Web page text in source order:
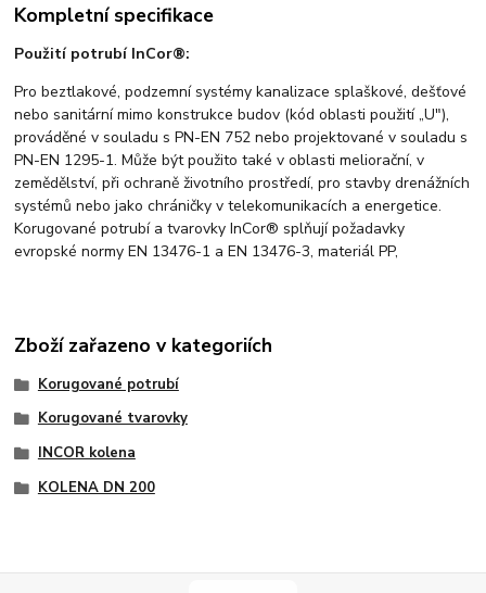
Kompletní specifikace
Použití potrubí InCor®:
Pro beztlakové, podzemní systémy kanalizace splaškové, dešťové
nebo sanitární mimo konstrukce budov (kód oblasti použití „U"),
prováděné v souladu s PN-EN 752 nebo projektované v souladu s
PN-EN 1295-1. Může být použito také v oblasti meliorační, v
zemědělství, při ochraně životního prostředí, pro stavby drenážních
systémů nebo jako chráničky v telekomunikacích a energetice.
Korugované potrubí a tvarovky InCor® splňují požadavky
evropské normy EN 13476-1 a EN 13476-3, materiál PP,
Zboží zařazeno v kategoriích
Korugované potrubí
Korugované tvarovky
INCOR kolena
KOLENA DN 200